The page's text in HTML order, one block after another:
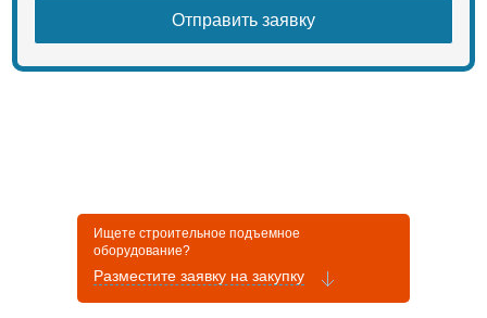
Ищете строительное подъемное
оборудование?
Разместите заявку на закупку